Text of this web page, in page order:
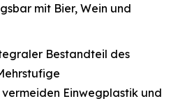
mit Bier, Wein und
Bestandteil des
Einwegplastik und